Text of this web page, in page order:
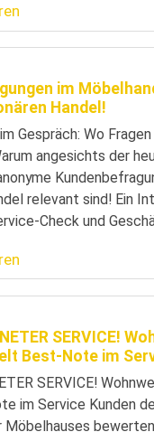
im
Handel!
Gespräch: Wo
angesichts der
relevant sind! Ein
Check und
SERVICE!
Best-Note im
SERVICE!
im Service Kunden
Möbelhauses